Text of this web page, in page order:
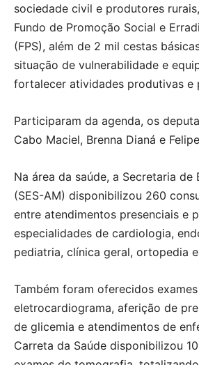
sociedade civil e produtores
Fundo de Promoção Social e
(FPS), além de 2 mil cestas
situação de vulnerabilidade e
fortalecer atividades produtivas e
Participaram da agenda, os
Cabo Maciel, Brenna Dianá e
Na área da saúde, a Secretaria de
(SES-AM) disponibilizou 260
entre atendimentos presenciais e
especialidades de cardiologia,
pediatria, clínica geral, ortopedia
Também foram oferecidos
eletrocardiograma, aferição de
de glicemia e atendimentos de
Carreta da Saúde disponibilizou